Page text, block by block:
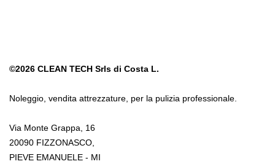
©2026 CLEAN TECH Srls di Costa L.
Noleggio, vendita attrezzature, per la pulizia professionale.
Via Monte Grappa, 16
20090 FIZZONASCO,
PIEVE EMANUELE - MI